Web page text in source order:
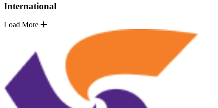
International
Load More